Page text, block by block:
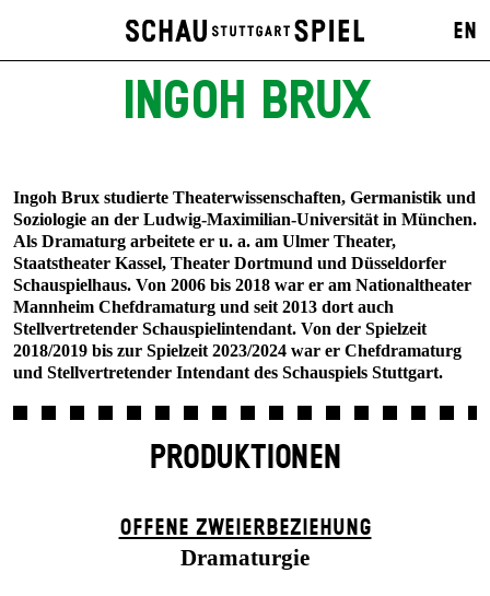
EN
INGOH BRUX
Ingoh Brux studierte Theaterwissenschaften, Germanistik und
Soziologie an der Ludwig-Maximilian-Universität in München.
Als Dramaturg arbeitete er u. a. am Ulmer Theater,
Staatstheater Kassel, Theater Dortmund und Düsseldorfer
Schauspielhaus. Von 2006 bis 2018 war er am Nationaltheater
Mannheim Chefdramaturg und seit 2013 dort auch
Stellvertretender Schauspielintendant. Von der Spielzeit
2018/2019 bis zur Spielzeit 2023/2024 war er Chefdramaturg
und Stellvertretender Intendant des Schauspiels Stuttgart.
PRODUKTIONEN
OFFENE ZWEIER­BEZIEHUNG
Dramaturgie